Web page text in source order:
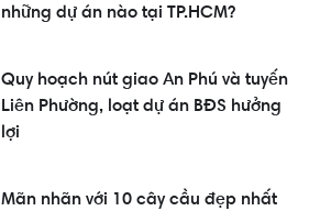
những dự án nào tại TP.HCM?
Quy hoạch nút giao An Phú và tuyến
Liên Phường, loạt dự án BĐS hưởng
lợi
Mãn nhãn với 10 cây cầu đẹp nhất